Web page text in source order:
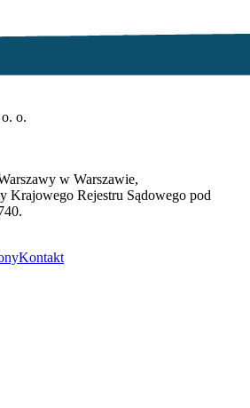
o.
w Warszawie,
Krajowego Rejestru Sądowego pod
Kontakt